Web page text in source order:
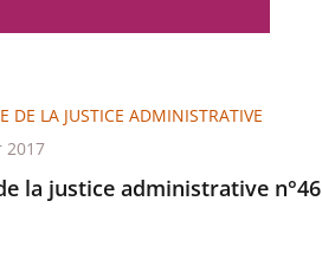
la justice administrative n°46
DE LA JUSTICE ADMINISTRATIVE
2017